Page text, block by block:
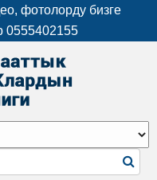
фотолорду бизге
0555402155